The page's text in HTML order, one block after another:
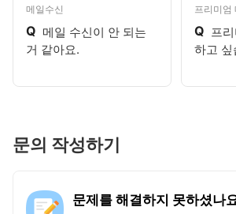
메일수신
Q 메일 수신이 안 되는
거 같아요.
프리미엄
Q 프
하고 싶
문의 작성하기
문제를 해결하지 못하셨나